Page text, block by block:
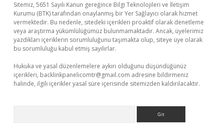
Sitemiz, 5651 Sayılı Kanun gereğince Bilgi Teknolojileri ve İletişim
Kurumu (BTK) tarafından onaylanmış bir Yer Sağlayıcı olarak hizmet
vermektedir. Bu nedenle, sitedeki içerikleri proaktif olarak denetleme
veya araştırma yükümlülüğümüz bulunmamaktadır. Ancak, üyelerimiz
yazdıkları içeriklerin sorumluluğunu taşımakta olup, siteye üye olarak
bu sorumluluğu kabul etmiş sayılırlar.
Hukuka ve yasal düzenlemelere aykırı olduğunu düşündüğünüz
içerikleri, backlinkpanelicomtr@gmail.com adresine bildirmeniz
halinde, ilgili içerikler yasal süre içerisinde sitemizden kaldırılacaktır.